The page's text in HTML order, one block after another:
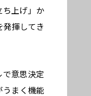
ち上げ」か
発揮してき
で意思決定
うまく機能